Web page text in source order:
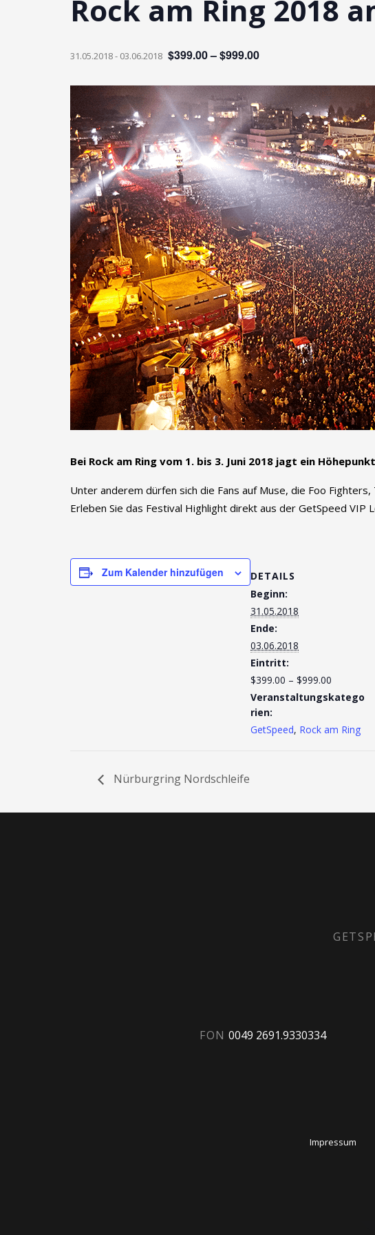
Rock am Ring 2018
31.05.2018- 03.06.2018 $399.00 – $999.00
Bei Rock am Ring vom 1. bis 3. Juni 2018 jagt ein
Unter anderem dürfen sich die Fans auf Muse, die Foo
Erleben Sie das Festival Highlight direkt aus der GetSpeed VIP
Zum Kalender hinzufügen
DETAILS
Beginn:
31.05.2018
Ende:
03.06.2018
Eintritt:
$399.00 – $999.00
Veranstaltungskatego
rien:
GetSpeed, Rock am Ring
Nürburgring Nordschleife
FON 0049 2691.9330334
Impressum